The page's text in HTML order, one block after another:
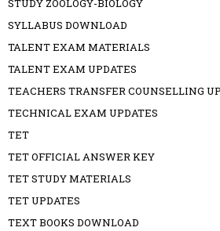
STUDY ZOOLOGY-BIOLOGY
SYLLABUS DOWNLOAD
TALENT EXAM MATERIALS
TALENT EXAM UPDATES
TEACHERS TRANSFER COUNSELLING
TECHNICAL EXAM UPDATES
TET
TET OFFICIAL ANSWER KEY
TET STUDY MATERIALS
TET UPDATES
TEXT BOOKS DOWNLOAD